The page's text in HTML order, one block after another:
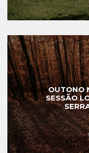
OUTONO
SESSÃO